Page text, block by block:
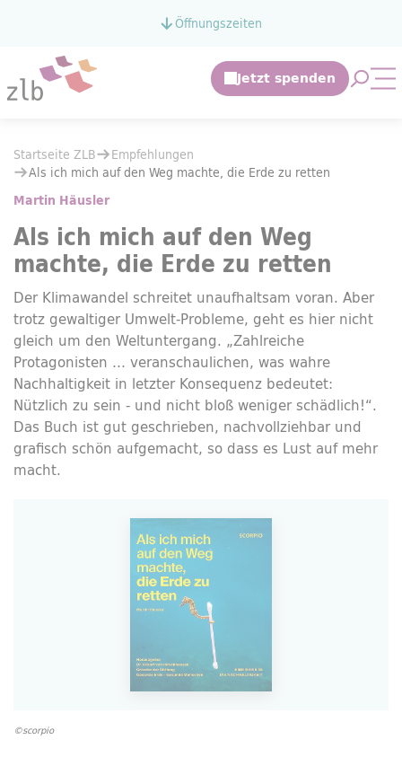
Zum Hauptinhalt springenÖffnungszeiten
Empfehlungen
Als ich mich auf den Weg machte, die Erde zu retten
Sie befinden sich hier:
Startseite ZLB
Empfehlungen
Als ich mich auf den Weg machte, die Erde zu retten
Martin Häusler
Als ich mich auf den Weg
machte, die Erde zu retten
Der Klimawandel schreitet unaufhaltsam voran. Aber
trotz gewaltiger Umwelt-Probleme, geht es hier nicht
gleich um den Weltuntergang. „Zahlreiche
Protagonisten … veranschaulichen, was wahre
Nachhaltigkeit in letzter Konsequenz bedeutet:
Nützlich zu sein - und nicht bloß weniger schädlich!“.
Das Buch ist gut geschrieben, nachvollziehbar und
grafisch schön aufgemacht, so dass es Lust auf mehr
macht.
©scorpio